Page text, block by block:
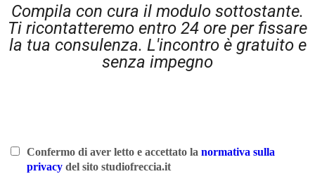
Compila con cura il modulo sottostante.
Ti ricontatteremo entro 24 ore per fissare
la tua consulenza. L'incontro è gratuito e
senza impegno